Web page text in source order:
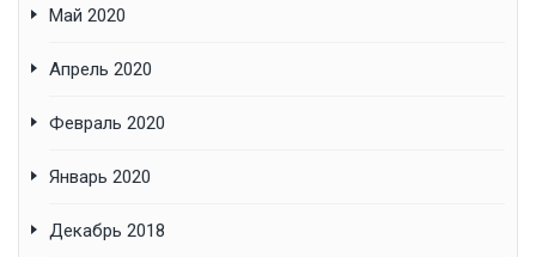
Май 2020
Апрель 2020
Февраль 2020
Январь 2020
Декабрь 2018